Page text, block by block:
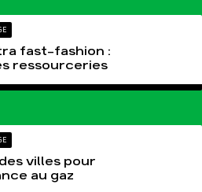
fast-fashion :
ressourceries
villes pour
au gaz